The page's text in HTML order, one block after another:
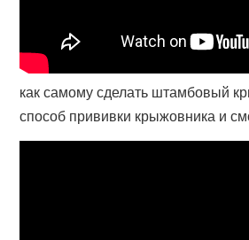
как самому сделать штамбовый
способ прививки крыжовника и